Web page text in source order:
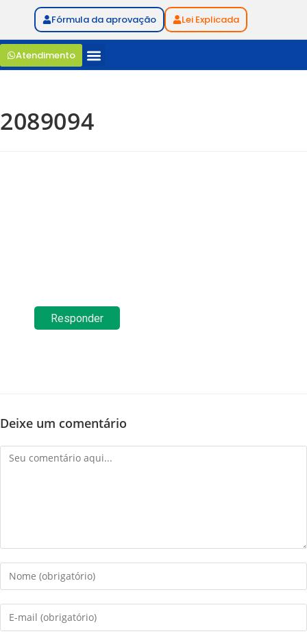
Fórmula da aprovação Lei Explicada
Atendimento
2089094
Responder
Deixe um comentário